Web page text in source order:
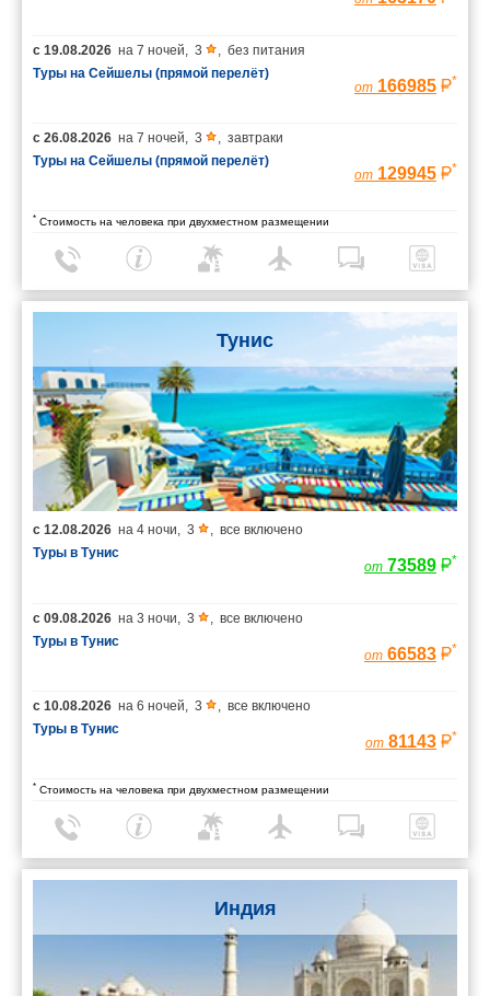
с 19.08.2026 на 7 ночей 3
без питания
Туры на Сейшелы (прямой перелёт)
от 166985 *
с 26.08.2026 на 7 ночей 3
завтраки
Туры на Сейшелы (прямой перелёт)
от 129945 *
* Стоимость на человека при двухместном размещении
Тунис
с 12.08.2026 на 4 ночи, 3 , все включено
Туры в Тунис
от 73589 *
с 09.08.2026 на 3 ночи, 3 , все включено
Туры в Тунис
от 66583 *
с 10.08.2026 на 6 ночей, 3 , все включено
Туры в Тунис
от 81143 *
* Стоимость на человека при двухместном размещении
Индия